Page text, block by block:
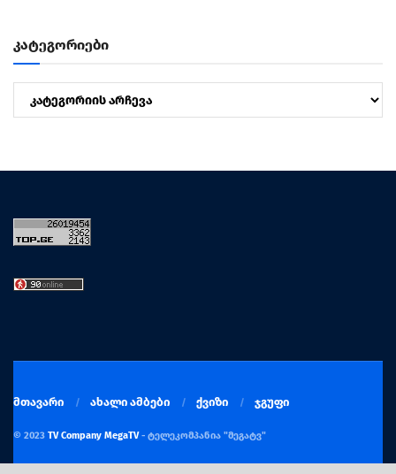
კატეგორიები
კატეგორიები
მთავარი ახალი ამბები ქვიზი ჯგუფი
© 2023 TV Company MegaTV- ტელეკომპანია "მეგატვ"